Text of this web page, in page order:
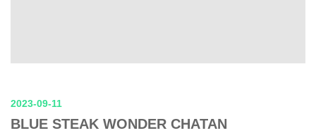
2023-09-11
BLUE STEAK WONDER CHATAN